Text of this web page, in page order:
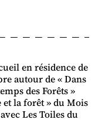
en résidence de
autour de « Dans
des Forêts »
et la forêt » du Mois
Les Toiles du